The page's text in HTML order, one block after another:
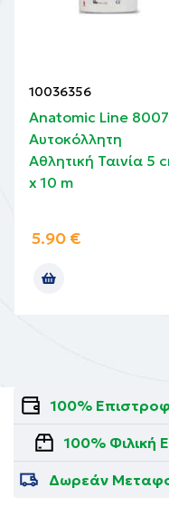
10036356
Anatomic Line 8007
Αυτοκόλλητη
Αθλητική Ταινία 5
x 10 m
5.90 €
100%
100% Φιλική
Δωρεάν